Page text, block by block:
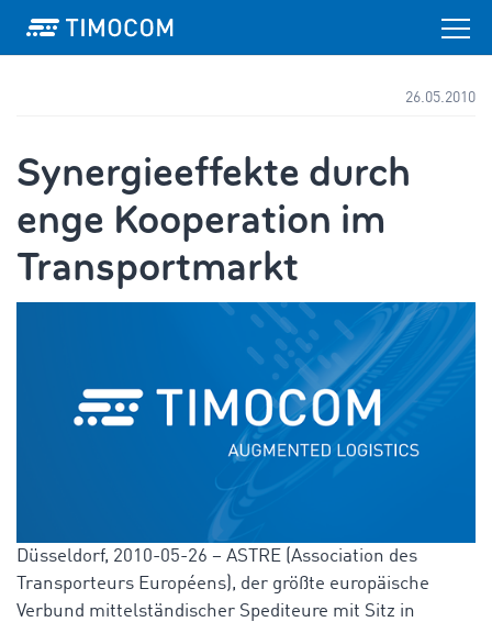
26.05.2010
Synergieeffekte durch
enge Kooperation im
Transportmarkt
Düsseldorf, 2010-05-26 – ASTRE (Association des
Transporteurs Européens), der größte europäische
Verbund mittelständischer Spediteure mit Sitz in